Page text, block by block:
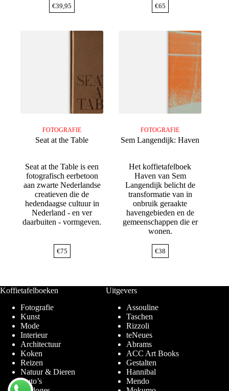
€39,95 €65
FOTOGRAFIE
Seat at the Table
Seat at the Table is een
fotografisch eerbetoon
aan zwarte Nederlandse
creatieven die de
hedendaagse cultuur in
Nederland - en ver
daarbuiten - vormgeven.
€75
FOTOGRAFIE
Sem Langendijk: Haven
Het koffietafelboek
Haven van Sem
Langendijk belicht de
transformatie van in
onbruik geraakte
havengebieden en de
gemeenschappen die er
wonen.
€38
Koffietafelboeken
Fotografie
Kunst
Mode
Interieur
Architectuur
Koken
Reizen
Natuur & Dieren
Auto’s
Uitgevers
Assouline
Taschen
Rizzoli
teNeues
Abrams
ACC Art Books
Gestalten
Hannibal
Mendo